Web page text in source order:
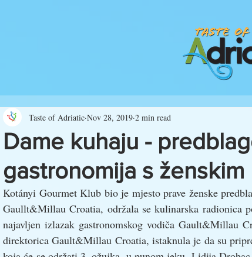
Dame kuhaju -
gastronomija s
Taste of Adriatic Nov 28, 2019 2 min read
Kotányi Gourmet Klub bio je mjesto prave ženske
Gaullt&Millau Croatia, održala se kulinarska radionica
najavljen izlazak gastronomskog vodiča Gault&Millau
direktorica Gault&Millau Croatia, istaknula je da su